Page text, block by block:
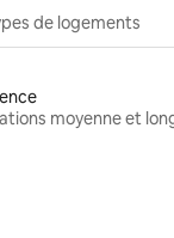
de logements